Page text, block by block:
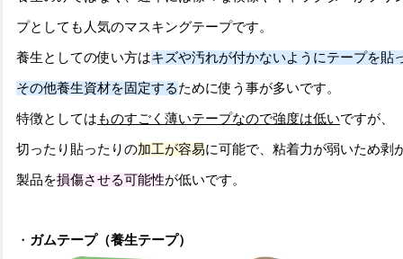
プとしても人気のマスキングテープです。
養生としての使い方はキズや汚れが付かないようにテープを貼
その他養生資材を固定するために使う事が多いです。
特徴としてはものすごく薄いテープなので強度は低いですが、
切ったり貼ったりの加工が容易に可能で、粘着力が弱いため剥
製品を損傷させる可能性が低いです。
・ ガムテープ（養生テープ）